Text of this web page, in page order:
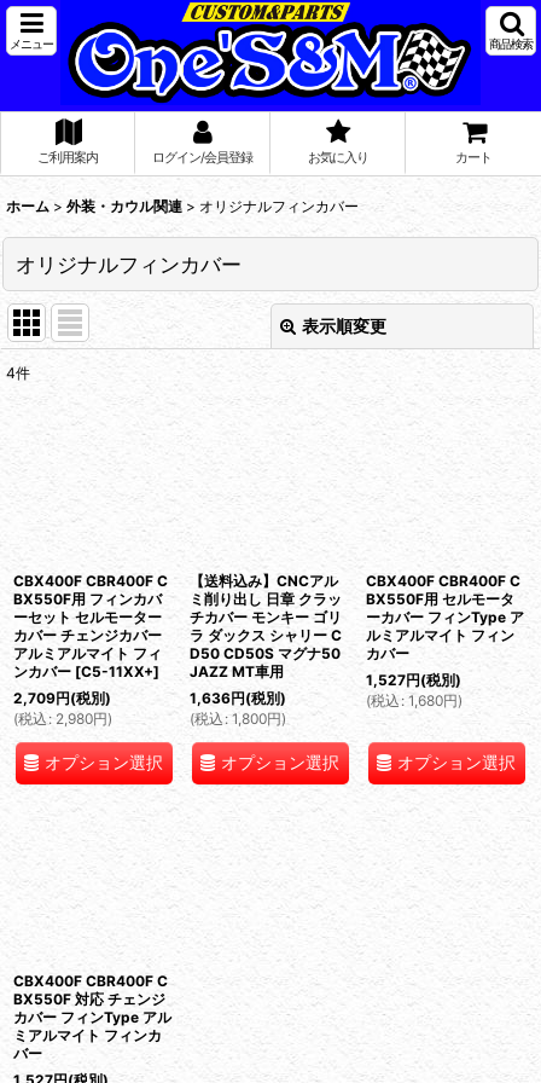
メニュー 商品検索
ご利用案内 ログイン/会員登録 お気に入り カート
ホーム > 外装・カウル関連 > オリジナルフィンカバー
オリジナルフィンカバー
表示順変更
在庫あり
絞り込む
4件
CBX400F CBR400F C
BX550F用 フィンカバ
ーセット セルモーター
カバー チェンジカバー
アルミアルマイト フィ
ンカバー [C5-11XX+]
2,709円(税別)
(税込 : 2,980円)
オプション選択
【送料込み】CNCアル
ミ削り出し 日章 クラッ
チカバー モンキー ゴリ
ラ ダックス シャリー C
D50 CD50S マグナ50
JAZZ MT車用
1,636円(税別)
(税込 : 1,800円)
オプション選択
CBX400F CBR400F C
BX550F用 セルモータ
ーカバー フィンType ア
ルミアルマイト フィン
カバー
1,527円(税別)
(税込 : 1,680円)
オプション選択
CBX400F CBR400F C
BX550F 対応 チェンジ
カバー フィンType アル
ミアルマイト フィンカ
バー